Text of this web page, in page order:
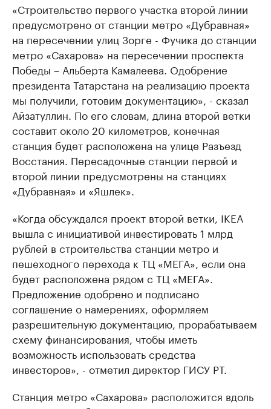
«Строительство первого участка второй линии
предусмотрено от станции метро «Дубравная»
на пересечении улиц Зорге - Фучика до станции
метро «Сахарова» на пересечении проспекта
Победы – Альберта Камалеева. Одобрение
президента Татарстана на реализацию проекта
мы получили, готовим документацию», - сказал
Айзатуллин. По его словам, длина второй ветки
составит около 20 километров, конечная
станция будет расположена на улице Разъезд
Восстания. Пересадочные станции первой и
второй линии предусмотрены на станциях
«Дубравная» и «Яшлек».
«Когда обсуждался проект второй ветки, IKEA
вышла с инициативой инвестировать 1 млрд
рублей в строительства станции метро и
пешеходного перехода к ТЦ «МЕГА», если она
будет расположена рядом с ТЦ «МЕГА».
Предложение одобрено и подписано
соглашение о намерениях, оформляем
разрешительную документацию, прорабатываем
схему финансирования, чтобы иметь
возможность использовать средства
инвесторов», - отметил директор ГИСУ РТ.
Станция метро «Сахарова» расположится вдоль